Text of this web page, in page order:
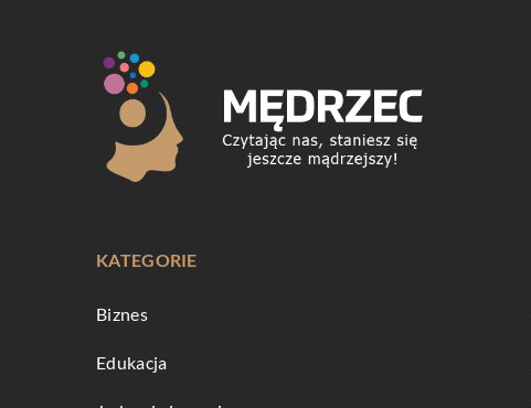
KATEGORIE
Biznes
Edukacja